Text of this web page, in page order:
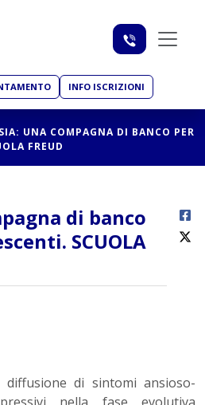
INFO ISCRIZIONI
UNA COMPAGNA DI BANCO PER
FREUD
di banco
SCUOLA
diffusione di sintomi ansioso-